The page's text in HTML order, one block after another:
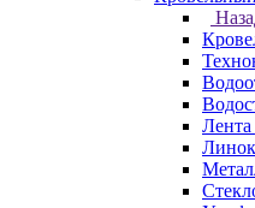
Лента